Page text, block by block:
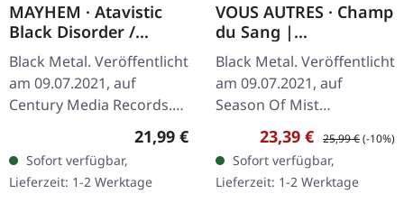
MAYHEM · Atavistic
Black Disorder /
Kommando | GREY LP
Black Metal. Veröffentlicht
am 09.07.2021, auf
Century Media Records.
Wendecover mit Insert.
Limitiert auf 300
Exemplare. Die…
Regulärer Preis:
21,99 €
Sofort verfügbar,
Lieferzeit: 1-2 Werktage
VOUS AUTRES · Champ
du Sang |
RED/WHITE/BLACK
2LP
Black Metal. Veröffentlicht
am 09.07.2021, auf
Season Of Mist
Underground Activists.
Rot, weiß und schwarz
marmoriertes Doppel-
Vinyl im…
Verkaufspreis:
23,39 € Regulärer Preis:
25,99 €(-10%)
Sofort verfügbar,
Lieferzeit: 1-2 Werktage